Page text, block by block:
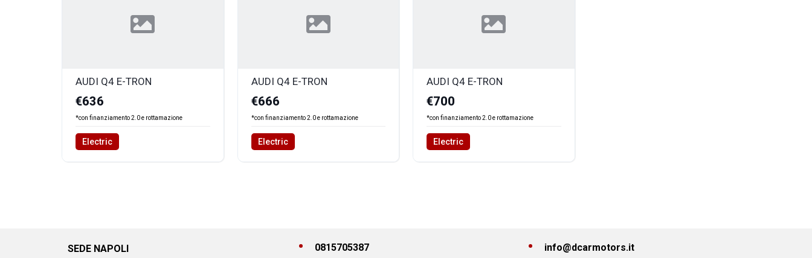
AUDI Q4 E-TRON
€636
*con finanziamento 2.0 e rottamazione
Electric
AUDI Q4 E-TRON
€666
*con finanziamento 2.0 e rottamazione
Electric
AUDI Q4 E-TRON
€700
*con finanziamento 2.0 e rottamazione
Electric
SEDE NAPOLI
0815705387 info@dcarmotors.it